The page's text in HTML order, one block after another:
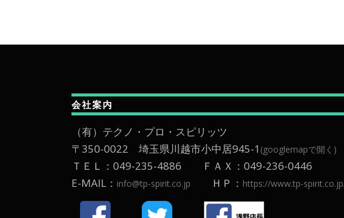
会社案内
（有）テクノ・プロ・スピリッツ
〒350-0022 埼玉県川越市小中居945-1 (googlemapで開く)
ＴＥＬ：049-235-4886 ＦＡＸ：049-236-0446
E-MAIL： info@tp-spirit.co.jp ＨＰ： https://www.tp-